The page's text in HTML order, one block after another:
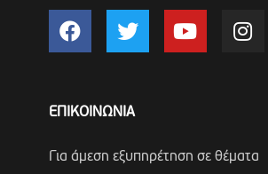
ΕΠΙΚΟΙΝΩΝΙΑ
Για άμεση εξυπηρέτηση σε θέματα